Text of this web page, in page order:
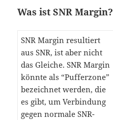
Was ist SNR Margin?
SNR Margin resultiert
aus SNR, ist aber nicht
das Gleiche. SNR Margin
könnte als “Pufferzone”
bezeichnet werden, die
es gibt, um Verbindung
gegen normale SNR-